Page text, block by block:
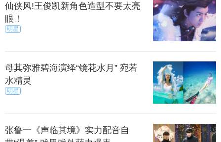
仙侠风!王俊凯新角色造型不要太亮
眼！
明星
母其弥雅碧海演绎“镜花水月” 宛若
水精灵
明星
张鲁一《声临其境》实力配音自